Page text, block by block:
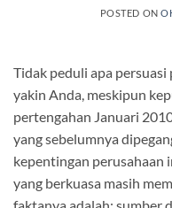
POSTED ON
Tidak peduli apa
yakin Anda, meskipun
pertengahan Januari
yang sebelumnya
kepentingan perusahaan
yang berkuasa masih
faktanya adalah: sumber